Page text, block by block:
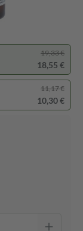
19,33 €
18,55 €
11,17 €
10,30 €